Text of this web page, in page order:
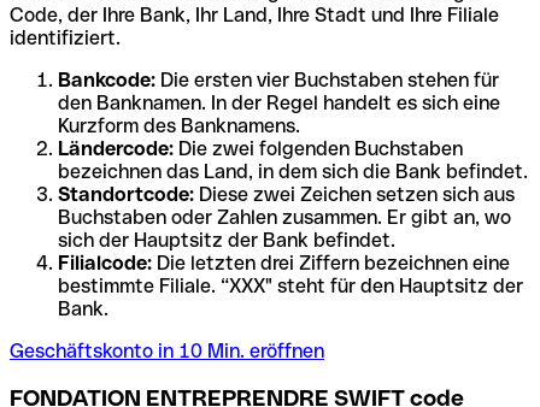
Code, der Ihre Bank, Ihr Land, Ihre Stadt und Ihre Filiale
identifiziert.
Bankcode: Die ersten vier Buchstaben stehen für
den Banknamen. In der Regel handelt es sich eine
Kurzform des Banknamens.
Ländercode: Die zwei folgenden Buchstaben
bezeichnen das Land, in dem sich die Bank befindet.
Standortcode: Diese zwei Zeichen setzen sich aus
Buchstaben oder Zahlen zusammen. Er gibt an, wo
sich der Hauptsitz der Bank befindet.
Filialcode: Die letzten drei Ziffern bezeichnen eine
bestimmte Filiale. “XXX" steht für den Hauptsitz der
Bank.
Geschäftskonto in 10 Min. eröffnen
FONDATION ENTREPRENDRE SWIFT code